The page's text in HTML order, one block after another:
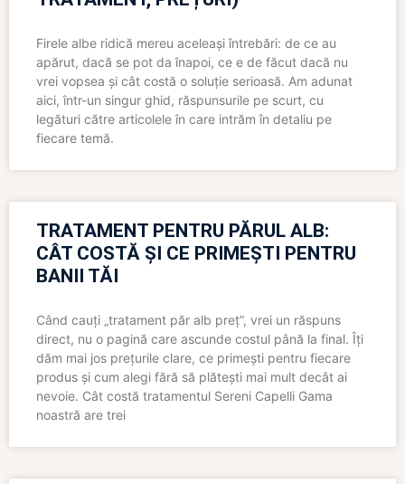
Firele albe ridică mereu aceleași întrebări: de ce au
apărut, dacă se pot da înapoi, ce e de făcut dacă nu
vrei vopsea și cât costă o soluție serioasă. Am adunat
aici, într-un singur ghid, răspunsurile pe scurt, cu
legături către articolele în care intrăm în detaliu pe
fiecare temă.
TRATAMENT PENTRU PĂRUL ALB:
CÂT COSTĂ ȘI CE PRIMEȘTI PENTRU
BANII TĂI
Când cauți „tratament păr alb preț”, vrei un răspuns
direct, nu o pagină care ascunde costul până la final. Îți
dăm mai jos prețurile clare, ce primești pentru fiecare
produs și cum alegi fără să plătești mai mult decât ai
nevoie. Cât costă tratamentul Sereni Capelli Gama
noastră are trei